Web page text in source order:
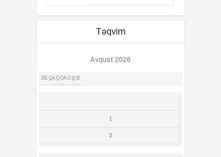
Təqvim
Avqust 2026
BE ÇA Ç CA C Ş B
1
2